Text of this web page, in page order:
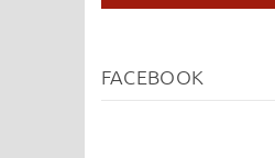
FACEBOOK